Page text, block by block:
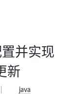
并实现
新
java